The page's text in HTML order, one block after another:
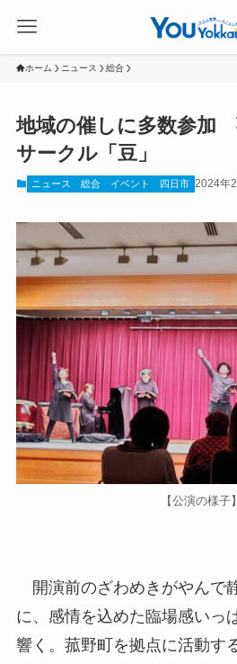
ホーム ニュース 総合
地域の催しに多数参加
サークル「豆」
ニュース 総合 イベント 四日市 2024年
【公演の様子】
開演前のざわめきがやんで
に、感情を込めた臨場感いっ
響く。菰野町を拠点に活動す